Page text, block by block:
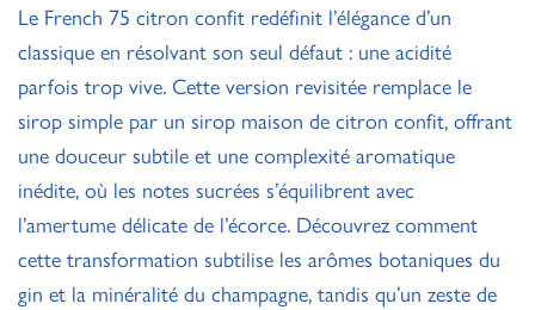
Le French 75 citron confit redéfinit l’élégance d’un
classique en résolvant son seul défaut : une acidité
parfois trop vive. Cette version revisitée remplace le
sirop simple par un sirop maison de citron confit, offrant
une douceur subtile et une complexité aromatique
inédite, où les notes sucrées s’équilibrent avec
l’amertume délicate de l’écorce. Découvrez comment
cette transformation subtilise les arômes botaniques du
gin et la minéralité du champagne, tandis qu’un zeste de